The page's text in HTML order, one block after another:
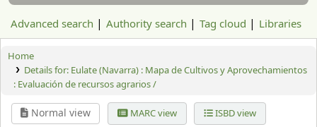
Advanced search Authority search Tag cloud Libraries
Home
Details for: Eulate (Navarra) : Mapa de Cultivos y Aprovechamientos
: Evaluación de recursos agrarios /
Normal view MARC view ISBD view